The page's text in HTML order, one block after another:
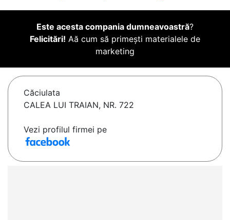
Este acesta compania dumneavoastră?
Felicitări! Aă cum să primești materialele de
marketing
Căciulata
CALEA LUI TRAIAN, NR. 722
Vezi profilul firmei pe